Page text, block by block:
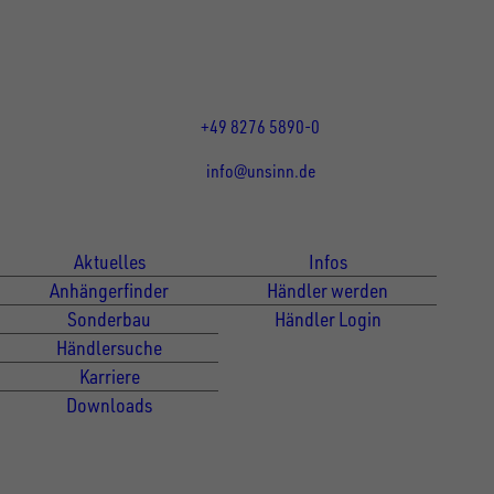
+49 8276 5890-0
info@unsinn.de
Aktuelles
Anhängerfinder
Sonderbau
Händlersuche
Karriere
Downloads
Infos
Händler werden
Händler Login